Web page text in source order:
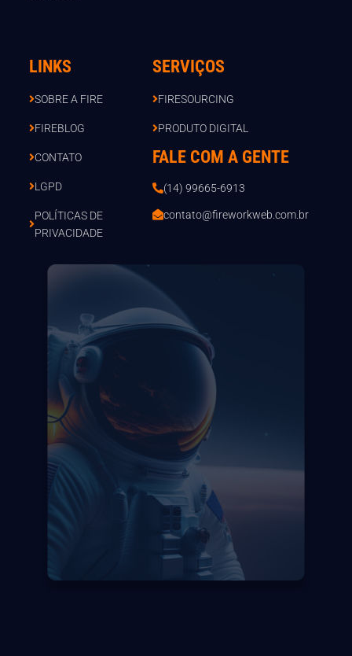
LINKS
SOBRE A FIRE
FIREBLOG
CONTATO
LGPD
POLÍTICAS DE
PRIVACIDADE
SERVIÇOS
FIRESOURCING
PRODUTO DIGITAL
FALE COM A GENTE
(14) 99665-6913
contato@fireworkweb.com.br